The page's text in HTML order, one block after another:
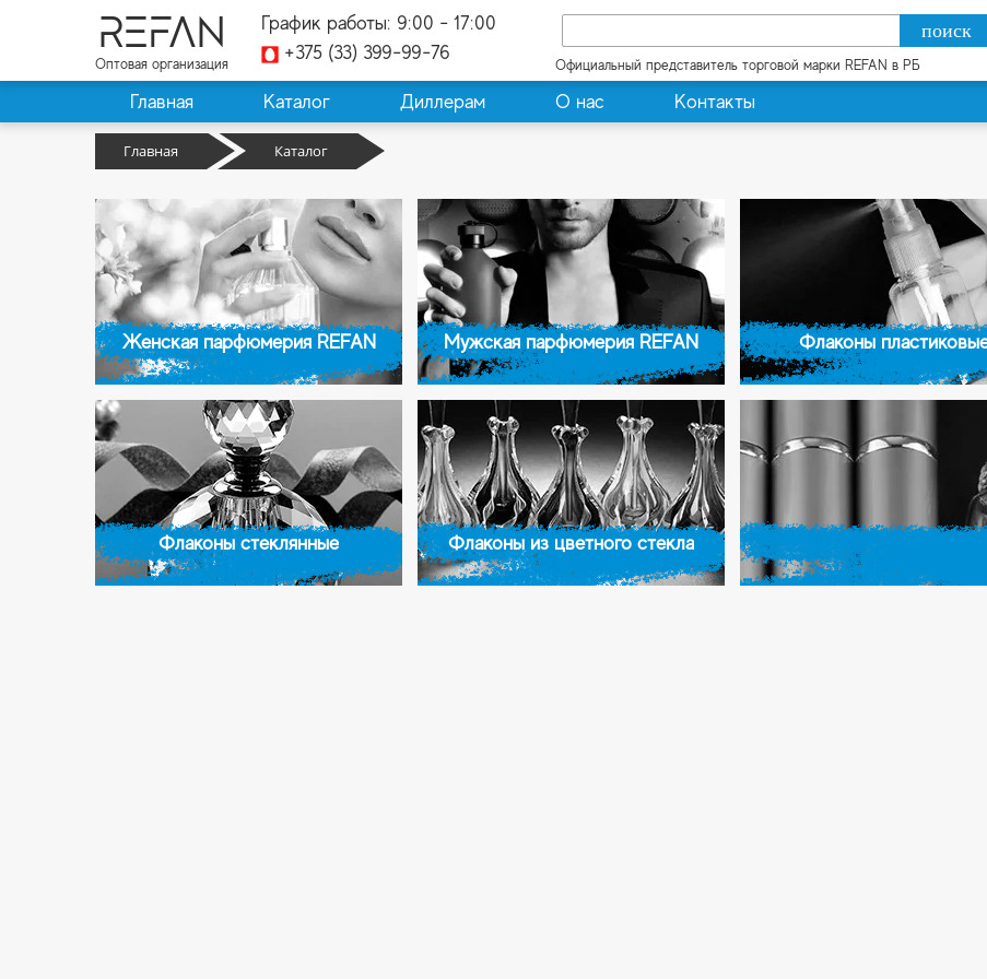
REFAN
Оптовая организация
График работы: 9:00 - 17:00
+375 (33) 399-99-76
Официальный представитель торговой марки REFAN в РБ
Главная Каталог Диллерам О нас Контакты
Главная Каталог
Женская парфюмерия REFAN Мужская парфюмерия REFAN Флаконы
Флаконы стеклянные Флаконы из цветного стекла